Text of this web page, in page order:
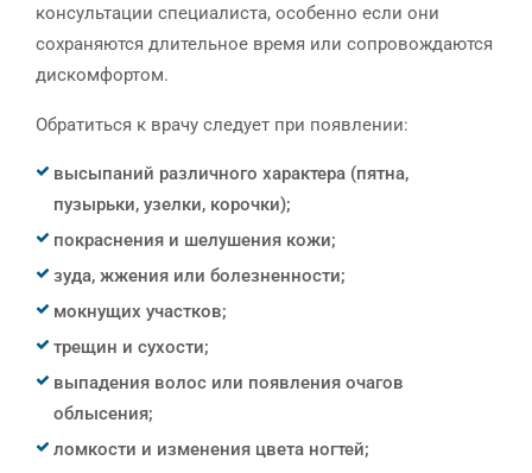
консультации специалиста, особенно если они
сохраняются длительное время или сопровождаются
дискомфортом.
Обратиться к врачу следует при появлении:
высыпаний различного характера (пятна,
пузырьки, узелки, корочки);
покраснения и шелушения кожи;
зуда, жжения или болезненности;
мокнущих участков;
трещин и сухости;
выпадения волос или появления очагов
облысения;
ломкости и изменения цвета ногтей;